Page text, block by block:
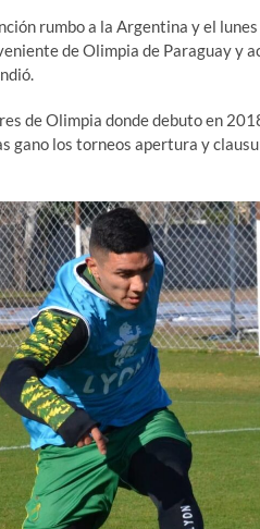
rumbo a la Argentina y el
de Olimpia de Paraguay y
de Olimpia donde debuto en
gano los torneos apertura y